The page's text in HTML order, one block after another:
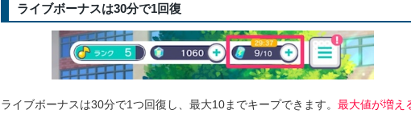
0（消費なし）
1倍
5倍
5倍
10倍
10倍
14倍
15倍
4
17倍
19倍
ライブボーナスは30分で1回復
ライブボーナスは30分で1つ回復し、最大10までキープできます。 最大値が増え